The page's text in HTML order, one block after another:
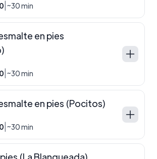
~30 min
en pies
~30 min
en pies (Pocitos)
~30 min
(La Blanqueada)